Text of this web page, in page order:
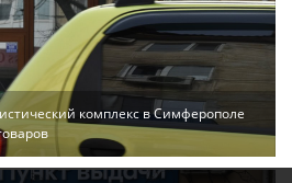
комплекс в Симферополе